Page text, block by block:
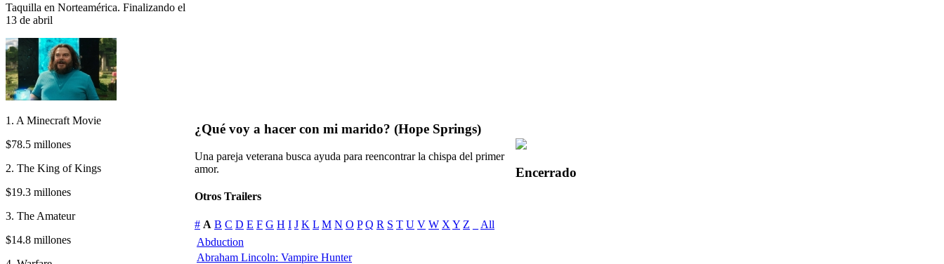
Taquilla en Norteamérica. Finalizando el
13 de abril
1. A Minecraft Movie
$78.5 millones
2. The King of Kings
$19.3 millones
3. The Amateur
$14.8 millones
¿Qué voy a hacer con mi marido? (Hope Springs)
Una pareja veterana busca ayuda para reencontrar la chispa del primer
amor.
Otros Trailers
# A B C D E F G H I J K L M N O P Q R S T U V W X Y Z
All
Abduction
Abraham Lincoln: Vampire Hunter
Encerrado